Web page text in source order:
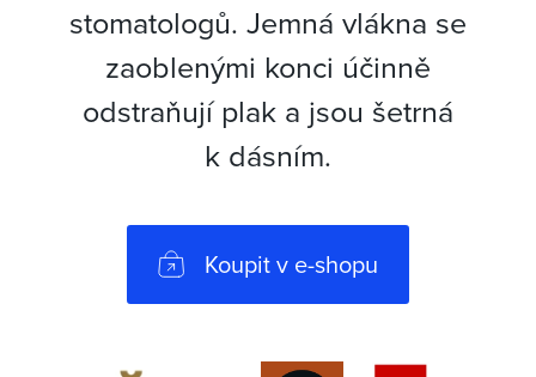
stomatologů. Jemná vlákna se
zaoblenými konci účinně
odstraňují plak a jsou šetrná
k dásním.
Koupit v e-shopu